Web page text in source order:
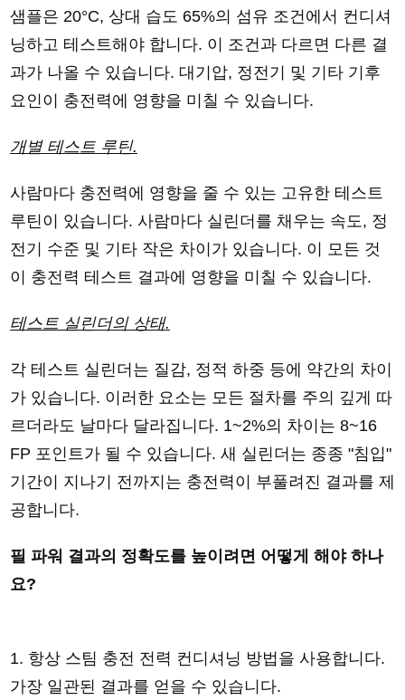
샘플은 20°C, 상대 습도 65%의 섬유 조건에서 컨디셔
닝하고 테스트해야 합니다. 이 조건과 다르면 다른 결
과가 나올 수 있습니다. 대기압, 정전기 및 기타 기후
요인이 충전력에 영향을 미칠 수 있습니다.
개별 테스트 루틴.
사람마다 충전력에 영향을 줄 수 있는 고유한 테스트
루틴이 있습니다. 사람마다 실린더를 채우는 속도, 정
전기 수준 및 기타 작은 차이가 있습니다. 이 모든 것
이 충전력 테스트 결과에 영향을 미칠 수 있습니다.
테스트 실린더의 상태.
각 테스트 실린더는 질감, 정적 하중 등에 약간의 차이
가 있습니다. 이러한 요소는 모든 절차를 주의 깊게 따
르더라도 날마다 달라집니다. 1~2%의 차이는 8~16
FP 포인트가 될 수 있습니다. 새 실린더는 종종 "침입"
기간이 지나기 전까지는 충전력이 부풀려진 결과를 제
공합니다.
필 파워 결과의 정확도를 높이려면 어떻게 해야 하나
요?
1. 항상 스팀 충전 전력 컨디셔닝 방법을 사용합니다.
가장 일관된 결과를 얻을 수 있습니다.